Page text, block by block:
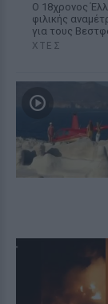
Ο 18χρονος
φιλικής
για τους
ΧΤΕΣ